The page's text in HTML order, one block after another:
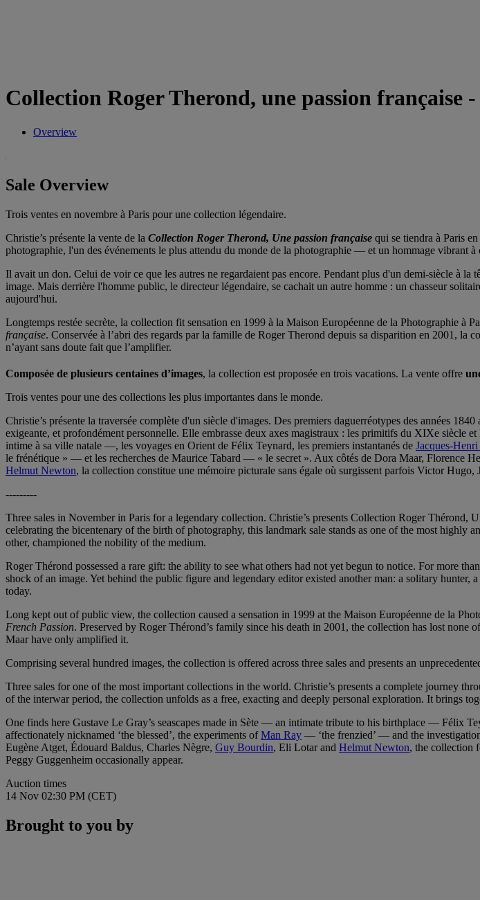
Collection Roger Therond, une passion française -
Overview
Sale Overview
Trois ventes en novembre à Paris pour une collection légendaire.
Christie’s présente la vente de la Collection Roger Therond, Une passion française qui se tiendra à Paris
photographie, l'un des événements le plus attendu du monde de la photographie — et un hommage vibrant
Il avait un don. Celui de voir ce que les autres ne regardaient pas encore. Pendant plus d'un demi-siècle à la
image. Mais derrière l'homme public, le directeur légendaire, se cachait un autre homme : un chasseur
aujourd'hui.
Longtemps restée secrète, la collection fit sensation en 1999 à la Maison Européenne de la Photographie à
française. Conservée à l’abri des regards par la famille de Roger Therond depuis sa disparition en 2001,
n’ayant sans doute fait que l’amplifier.
Composée de plusieurs centaines d’images, la collection est proposée en trois vacations. La vente offre
Trois ventes pour une des collections les plus importantes dans le monde.
Christie’s présente la traversée complète d'un siècle d'images. Des premiers daguerréotypes des années
exigeante, et profondément personnelle. Elle embrasse deux axes magistraux : les primitifs du XIXe
intime à sa ville natale —, les voyages en Orient de Félix Teynard, les premiers instantanés de Jacques-
le frénétique » — et les recherches de Maurice Tabard — « le secret ». Aux côtés de Dora Maar, Florence
Helmut Newton, la collection constitue une mémoire picturale sans égale où surgissent parfois Victor Hugo,
---------
Three sales in November in Paris for a legendary collection. Christie’s presents Collection Roger
celebrating the bicentenary of the birth of photography, this landmark sale stands as one of the most
other, championed the nobility of the medium.
Roger Thérond possessed a rare gift: the ability to see what others had not yet begun to notice. For more
shock of an image. Yet behind the public figure and legendary editor existed another man: a solitary
today.
Long kept out of public view, the collection caused a sensation in 1999 at the Maison Européenne de la
French Passion. Preserved by Roger Thérond’s family since his death in 2001, the collection has lost
Maar have only amplified it.
Comprising several hundred images, the collection is offered across three sales and presents an
Three sales for one of the most important collections in the world. Christie’s presents a complete journey
of the interwar period, the collection unfolds as a free, exacting and deeply personal exploration. It brings
One finds here Gustave Le Gray’s seascapes made in Sète — an intimate tribute to his birthplace — Félix
affectionately nicknamed ‘the blessed’, the experiments ofMan Ray — ‘the frenzied’ — and the
Eugène Atget, Édouard Baldus, Charles Nègre, Guy Bourdin, Eli Lotar and Helmut Newton, the collection
Peggy Guggenheim occasionally appear.
Auction times
14 Nov 02:30 PM (CET)
Brought to you by